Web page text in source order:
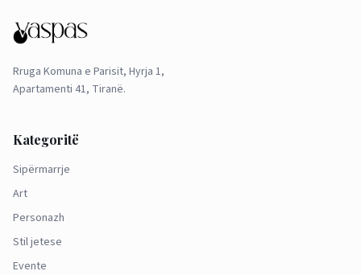
Rruga Komuna e Parisit, Hyrja 1,
Apartamenti 41, Tiranë.
Kategoritë
Sipërmarrje
Art
Personazh
Stil jetese
Evente